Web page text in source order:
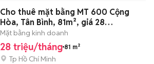
Cho thuê mặt bằng MT 600 Cộng
Hòa, Tân Bình, 81m², giá 28
triệu/tháng
Mặt bằng kinh doanh
28 triệu/tháng 81 m²
Tp Hồ Chí Minh